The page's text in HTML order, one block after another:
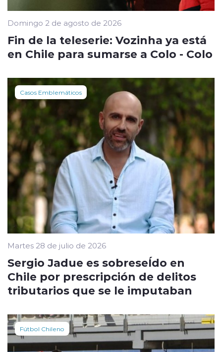
Domingo 2 de agosto de 2026
Fin de la teleserie: Vozinha ya está
en Chile para sumarse a Colo - Colo
Casos Emblemáticos
Martes 28 de julio de 2026
Sergio Jadue es sobreseÍdo en
Chile por prescripción de delitos
tributarios que se le imputaban
Fútbol Chileno